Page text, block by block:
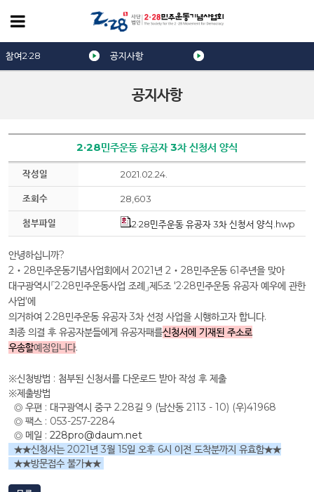
공지사항
참여2·28 공지사항
2·28민주운동 유공자 3차 신청서 양식
작성일 2021.02.24.
조회수 28,603
첨부파일 2·28민주운동 유공자 3차 신청서 양식.hwp
안녕하십니까?
2‧28민주운동기념사업회에서 2021년 2‧28민주운동 61주년을 맞아
대구광역시「2·28민주운동사업 조례」제5조 '2·28민주운동 유공자 예우에 관한
사업'에
의거하여 2·28민주운동 유공자 3차 선정 사업을 시행하고자 합니다.
최종 의결 후 유공자분들에게 유공자패를신청서에 기재된 주소로
우송할예정입니다.
※신청방법 : 첨부된 신청서를 다운로드 받아 작성 후 제출
※제출방법
◎ 우편 : 대구광역시 중구 2.28길 9 (남산동 2113 - 10) (우)41968
◎ 팩스 : 053-257-2284
◎ 메일 : 228pro@daum.net
★★신청서는 2021년 3월 15일 오후 6시 이전 도착분까지 유효함★★
★★방문접수 불가★★